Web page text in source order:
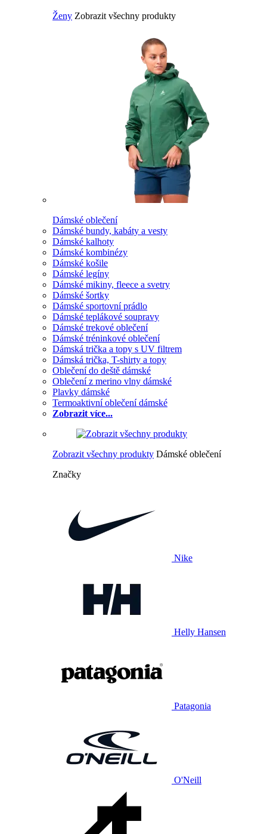
Ženy Zobrazit všechny produkty
Dámské oblečení
Dámské bundy, kabáty a vesty
Dámské kalhoty
Dámské kombinézy
Dámské košile
Dámské legíny
Dámské mikiny, fleece a svetry
Dámské šortky
Dámské sportovní prádlo
Dámské teplákové soupravy
Dámské trekové oblečení
Dámské tréninkové oblečení
Dámská trička a topy s UV filtrem
Dámská trička, T-shirty a topy
Oblečení do deště dámské
Oblečení z merino vlny dámské
Plavky dámské
Termoaktivní oblečení dámské
Zobrazit více...
Zobrazit všechny produkty Dámské oblečení
Značky
Nike
Helly Hansen
Patagonia
O'Neill